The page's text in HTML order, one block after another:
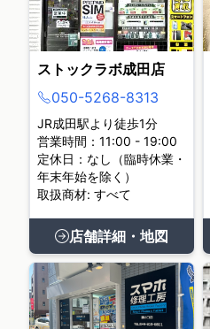
ストックラボ成田店
050-5268-8313
JR成田駅より徒歩1分
営業時間：11:00 - 19:00
定休日：なし（臨時休業・
年末年始を除く）
取扱商材: すべて
店舗詳細・地図